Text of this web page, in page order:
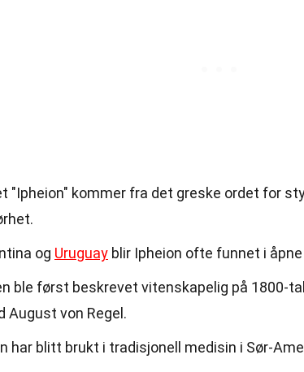
"Ipheion" kommer fra det greske ordet for
og Uruguay blir Ipheion ofte funnet i
ble først beskrevet vitenskapelig på 1800-
August von Regel.
har blitt brukt i tradisjonell medisin i Sør-